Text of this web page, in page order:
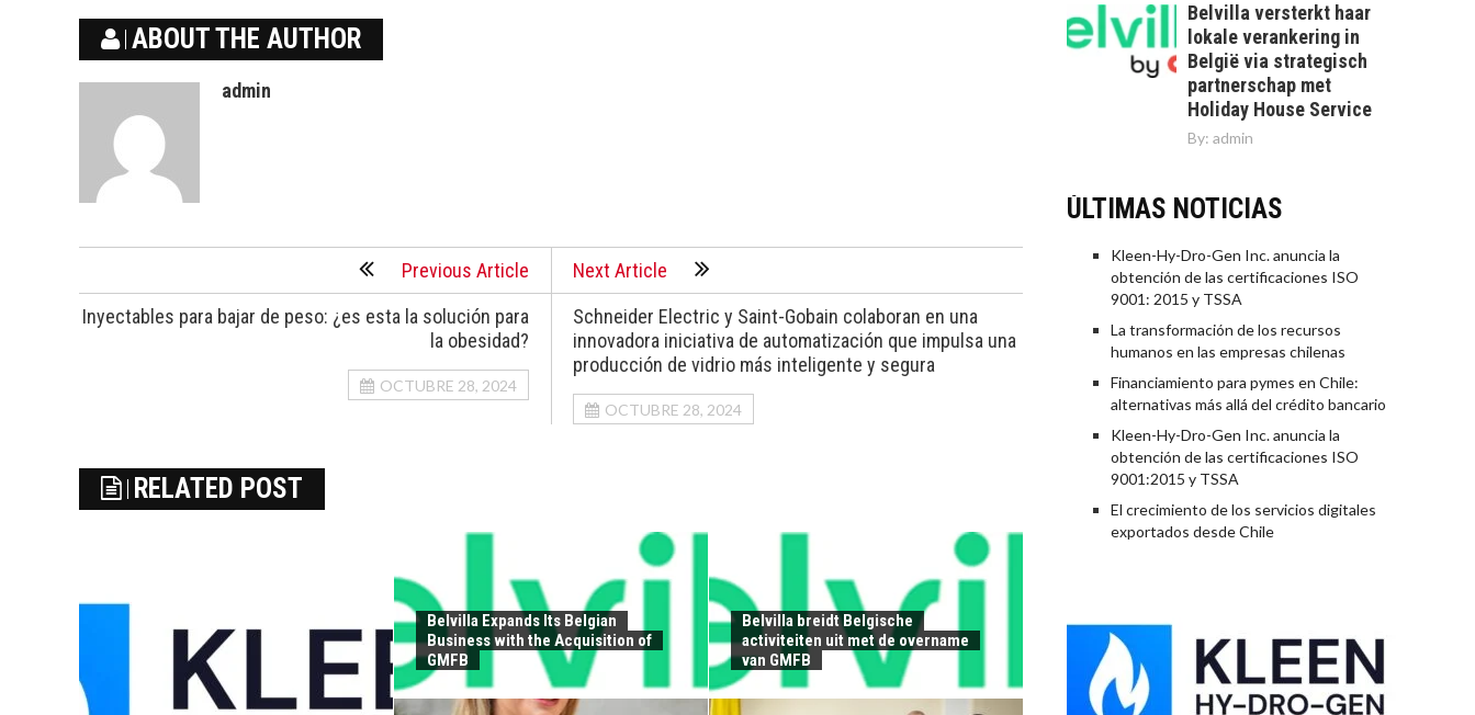
ABOUT THE AUTHOR
admin
Previous Article
Inyectables para bajar de peso: ¿es esta la solución para
la obesidad?
OCTUBRE 28, 2024
Next Article
Schneider Electric y Saint-Gobain colaboran en una
innovadora iniciativa de automatización que impulsa una
producción de vidrio más inteligente y segura
OCTUBRE 28, 2024
RELATED POST
Belvilla Expands Its Belgian
Business with the Acquisition of
GMFB
Belvilla breidt Belgische
activiteiten uit met de overname
van GMFB
Belvilla versterkt haar
lokale verankering in
België via strategisch
partnerschap met
Holiday House Service
By: admin
ÚLTIMAS NOTICIAS
Kleen-Hy-Dro-Gen Inc. anuncia la
obtención de las certificaciones ISO
9001: 2015 y TSSA
La transformación de los recursos
humanos en las empresas chilenas
Financiamiento para pymes en Chile:
alternativas más allá del crédito bancario
Kleen-Hy-Dro-Gen Inc. anuncia la
obtención de las certificaciones ISO
9001:2015 y TSSA
El crecimiento de los servicios digitales
exportados desde Chile